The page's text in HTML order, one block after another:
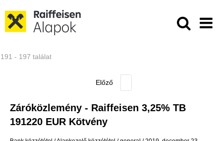
Közzétételek - Raiffeisen
191 - 197 találat
Záróközlemény - Raiffeisen 3,25% TB
191220 EUR Kötvény